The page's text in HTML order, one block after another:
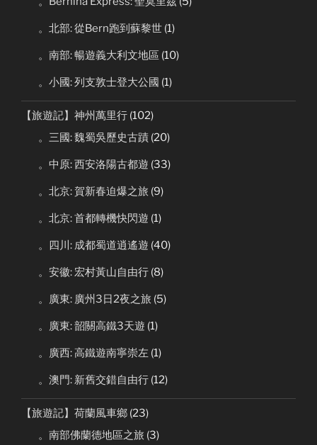
。北部: 從Bern跑到蘇黎世 (1)
。南部: 暢遊義大利文地區 (10)
。小國: 列支敦士登大公國 (1)
【旅遊記】神州萬里行 (102)
。三國: 魏蜀吳歷史古蹟 (20)
。中原: 西安洛陽古都遊 (33)
。北京: 賀新春迫爆之旅 (9)
。北京: 首都轉機快閃遊 (1)
。四川: 成都蜀道逍遙遊 (40)
。安徽: 宏村黃山自由行 (8)
。廣東: 廣州3日2夜之旅 (5)
。廣東: 韶關高鐵3天遊 (1)
。廣西: 高鐵遊南寧崇左 (1)
。澳門: 新舊交錯自由行 (12)
【旅遊記】荷蘭風車鄉 (23)
。南部佛蘭德地區之旅 (3)